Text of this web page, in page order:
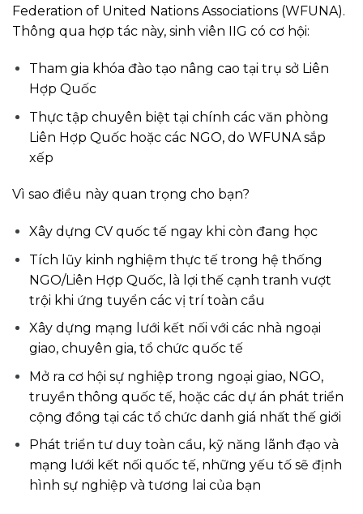
Federation of United Nations Associations (WFUNA).
Thông qua hợp tác này, sinh viên IIG có cơ hội:
Tham gia khóa đào tạo nâng cao tại trụ sở Liên
Hợp Quốc
Thực tập chuyên biệt tại chính các văn phòng
Liên Hợp Quốc hoặc các NGO, do WFUNA sắp
xếp
Vì sao điều này quan trọng cho bạn?
Xây dựng CV quốc tế ngay khi còn đang học
Tích lũy kinh nghiệm thực tế trong hệ thống
NGO/Liên Hợp Quốc, là lợi thế cạnh tranh vượt
trội khi ứng tuyển các vị trí toàn cầu
Xây dựng mạng lưới kết nối với các nhà ngoại
giao, chuyên gia, tổ chức quốc tế
Mở ra cơ hội sự nghiệp trong ngoại giao, NGO,
truyền thông quốc tế, hoặc các dự án phát triển
cộng đồng tại các tổ chức danh giá nhất thế giới
Phát triển tư duy toàn cầu, kỹ năng lãnh đạo và
mạng lưới kết nối quốc tế, những yếu tố sẽ định
hình sự nghiệp và tương lai của bạn